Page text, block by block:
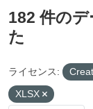
182 件の
た
ライセンス:
XLSX